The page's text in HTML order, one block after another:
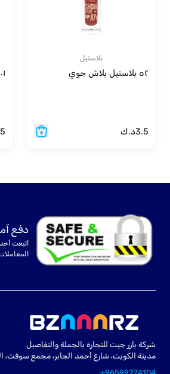
بلاستيل
٥٢ بلاستيل بلاش جوي
3.5د.ك
٣٠١
دفع
شركة بازر جيت للتجارة بالجملة والتفاصيل
مدينة الكويت، شارع أحمد الجابر، مجمع سوفت،